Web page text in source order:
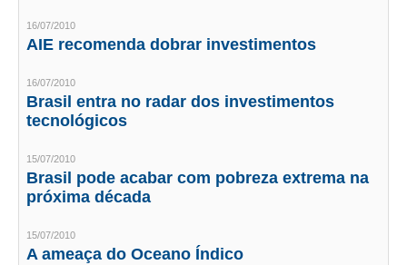
LEI 6.496/1977 – ART
HOMOLOGAÇÕES
FIQUE POR DENTRO
APRESENTAÇÃO
16/07/2010
AIE recomenda dobrar investimentos
16/07/2010
Brasil entra no radar dos investimentos
tecnológicos
15/07/2010
Brasil pode acabar com pobreza extrema na
próxima década
15/07/2010
A ameaça do Oceano Índico